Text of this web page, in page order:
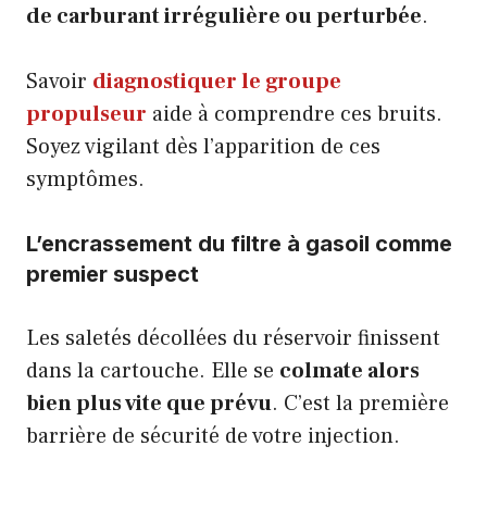
de carburant irrégulière ou perturbée.
Savoir diagnostiquer le groupe
propulseur aide à comprendre ces bruits.
Soyez vigilant dès l’apparition de ces
symptômes.
L’encrassement du filtre à gasoil comme
premier suspect
Les saletés décollées du réservoir finissent
dans la cartouche. Elle se colmate alors
bien plus vite que prévu. C’est la première
barrière de sécurité de votre injection.